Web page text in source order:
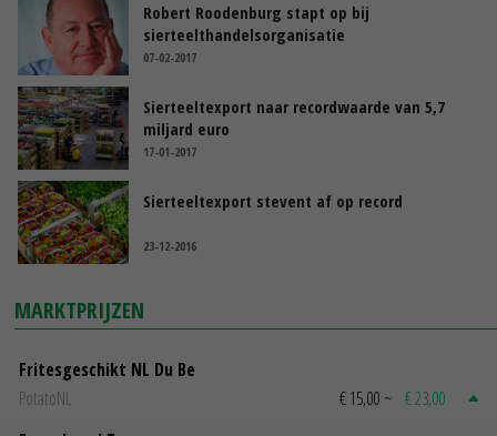
Robert Roodenburg stapt op bij
sierteelthandelsorganisatie
07-02-2017
Sierteeltexport naar recordwaarde van 5,7
miljard euro
17-01-2017
Sierteeltexport stevent af op record
23-12-2016
MARKTPRIJZEN
Fritesgeschikt NL Du Be
PotatoNL
€ 15,00 ~ € 23,00